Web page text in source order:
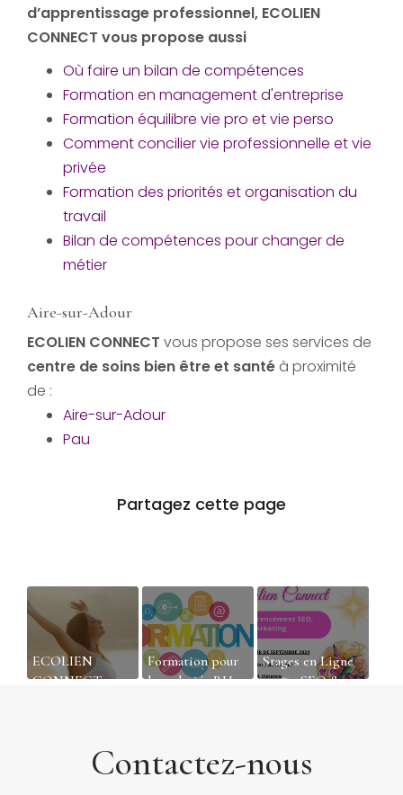
d’apprentissage professionnel, ECOLIEN
CONNECT vous propose aussi
Où faire un bilan de compétences
Formation en management d'entreprise
Formation équilibre vie pro et vie perso
Comment concilier vie professionnelle et vie
privée
Formation des priorités et organisation du
travail
Bilan de compétences pour changer de
métier
Aire-sur-Adour
ECOLIEN CONNECT vous propose ses services de
centre de soins bien être et santé à proximité
de :
Aire-sur-Adour
Pau
ECOLIEN
CONNECT :
développement
professionnel
Formation pour
les salariés RH
Stages en Ligne
100% : SEO &
Contactez-nous